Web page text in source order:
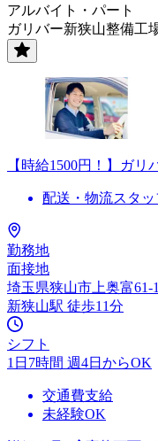
アルバイト・パート
ガリバー新狭山整備工
【時給1500円！】ガ
配送・物流スタッ
勤務地
面接地
埼玉県狭山市上奥富61-
新狭山駅 徒歩11分
シフト
1日7時間 週4日からOK
交通費支給
未経験OK